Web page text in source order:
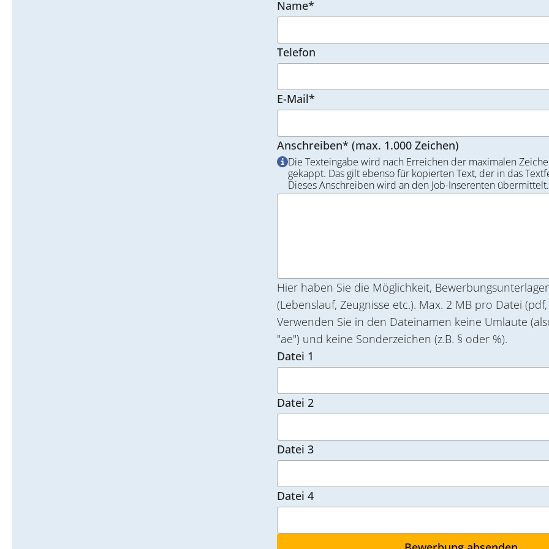
Name*
Telefon
E-Mail*
Die Texteingabe wird nach Erreichen der maximalen
gekappt. Das gilt ebenso für kopierten Text, der in das
Dieses Anschreiben wird an den Job-Inserenten übermittelt.
Anschreiben* (max. 1.000 Zeichen)
Hier haben Sie die Möglichkeit,
(Lebenslauf, Zeugnisse etc.). Max. 2 MB pro Datei (pdf, jpeg, tiff).
Verwenden Sie in den Dateinamen keine Umlaute (also
"ae") und keine Sonderzeichen (z.B. § oder %).
Datei 1
Datei 2
Datei 3
Datei 4